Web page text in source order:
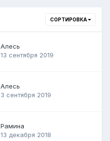
СОРТИРОВКА
Алесь
13 сентября 2019
Алесь
3 сентября 2019
Рамина
13 декабря 2018